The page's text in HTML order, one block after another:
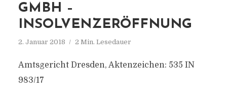
GMBH –
INSOLVENZERÖFFNUNG
2. Januar 2018 2 Min. Lesedauer
Amtsgericht Dresden, Aktenzeichen: 535 IN
983/17